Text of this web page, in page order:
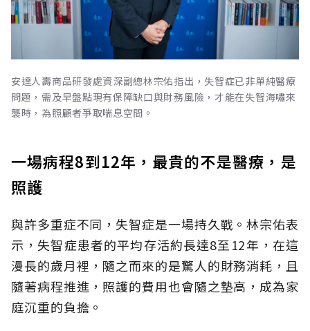
安達人壽商品研發處資深副總林宗佑指出，失智症已非單純醫療
問題，需及早盤點現有保障缺口與財務風險，才能在失智海嘯來
襲時，為照顧者爭取喘息空間。
一場病程8到12年，最貴的不是醫療，是
照護
與許多重症不同，失智症是一場持久戰。林宗佑表
示，失智症患者的平均存活約長達8至12年，在這
漫長的歲月裡，隨之而來的是驚人的財務消耗，且
隨著病程推進，照護的費用也會隨之墊高，成為家
庭沉重的負擔。